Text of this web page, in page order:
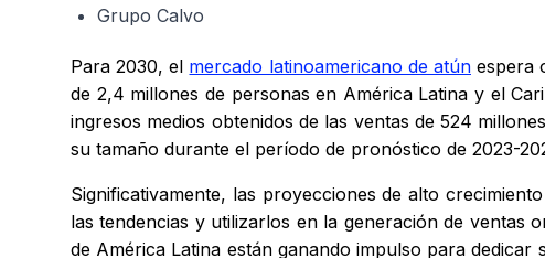
Grupo Calvo
Para 2030, el mercado latinoamericano de atúnespera
de 2,4 millones de personas en América Latina y el
ingresos medios obtenidos de las ventas de 524
su tamaño durante el período de pronóstico de 2023-
Significativamente, las proyecciones de alto
las tendencias y utilizarlos en la generación de ventas
de América Latina están ganando impulso para